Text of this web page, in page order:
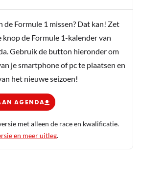
de Formule 1 missen? Dat kan! Zet
knop de Formule 1-kalender van
Gebruik de button hieronder om
je smartphone of pc te plaatsen en
het nieuwe seizoen!
AGENDA
met alleen de race en kwalificatie.
en meer uitleg.